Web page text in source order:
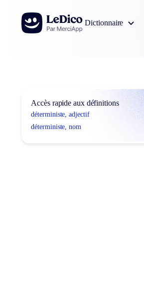
Aller au contenu
Dictionnaire
Accès rapide aux définitions
déterministe, adjectif
déterministe, nom